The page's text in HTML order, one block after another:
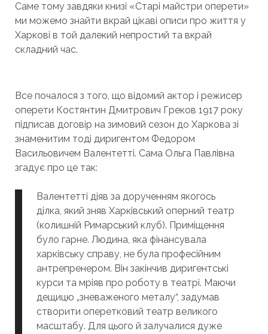
Саме тому завдяки книзі «Старі майстри оперети»
ми можемо знайти вкрай цікаві описи про життя у
Харкові в той далекий непростий та вкрай
складний час.
Все почалося з того, що відомий актор і режисер
оперети Костянтин Дмитрович Греков 1917 року
підписав договір на зимовий сезон до Харкова зі
знаменитим тоді диригентом Федором
Васильовичем Валентетті. Сама Ольга Павлівна
згадує про це так:
Валентетті діяв за дорученням якогось
ділка, який зняв Харківський оперний театр
(колишній Римарський клуб). Приміщення
було гарне. Людина, яка фінансувала
харківську справу, не була професійним
антрепренером. Він закінчив диригентські
курси та мріяв про роботу в театрі. Маючи
дещицю „зневаженого металу“, задумав
створити оперетковий театр великого
масштабу. Для цього й залучалися дуже